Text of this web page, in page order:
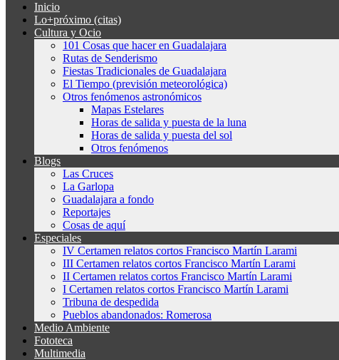
Inicio
Lo+próximo (citas)
Cultura y Ocio
101 Cosas que hacer en Guadalajara
Rutas de Senderismo
Fiestas Tradicionales de Guadalajara
El Tiempo (previsión meteorológica)
Otros fenómenos astronómicos
Mapas Estelares
Horas de salida y puesta de la luna
Horas de salida y puesta del sol
Otros fenómenos
Blogs
Las Cruces
La Garlopa
Guadalajara a fondo
Reportajes
Cosas de aquí
Especiales
IV Certamen relatos cortos Francisco Martín Larami
III Certamen relatos cortos Francisco Martín Larami
II Certamen relatos cortos Francisco Martín Larami
I Certamen relatos cortos Francisco Martín Larami
Tribuna de despedida
Pueblos abandonados: Romerosa
Medio Ambiente
Fototeca
Multimedia